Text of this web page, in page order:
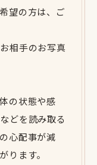
望の方は、ご
相手のお写真
の状態や感
どを読み取る
心配事が減
ります。